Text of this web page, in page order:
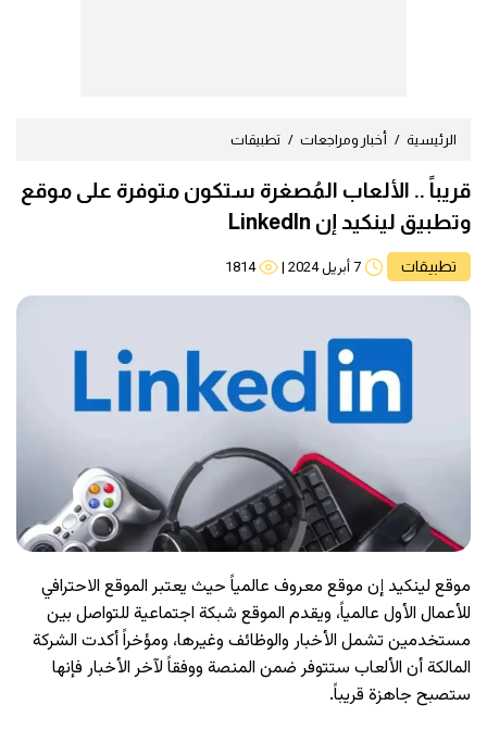
الرئيسية أخبار ومراجعات تطبيقات
قريباً .. الألعاب المُصغرة ستكون متوفرة على موقع
وتطبيق لينكيد إن LinkedIn
تطبيقات 7 أبريل 2024 |
1814
موقع لينكيد إن موقع معروف عالمياً حيث يعتبر الموقع الاحترافي
للأعمال الأول عالمياً، ويقدم الموقع شبكة اجتماعية للتواصل بين
مستخدمين تشمل الأخبار والوظائف وغيرها، ومؤخراً أكدت الشركة
المالكة أن الألعاب ستتوفر ضمن المنصة ووفقاً لآخر الأخبار فإنها
ستصبح جاهزة قريباً.